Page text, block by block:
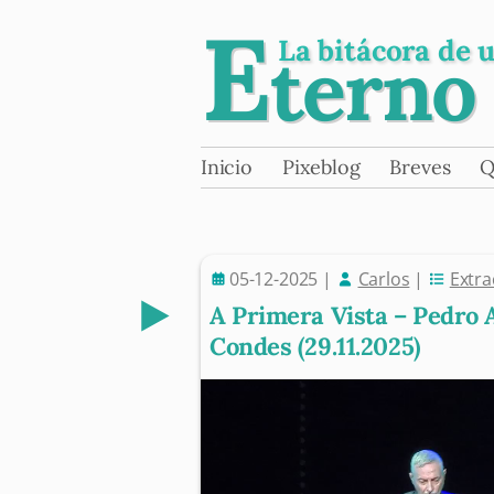
Eterno
La bitácora de
Skip
Inicio Pixeblog Breves
05-12-2025 | Carlos |
A Primera Vista – Pedro
Condes (29.11.2025)